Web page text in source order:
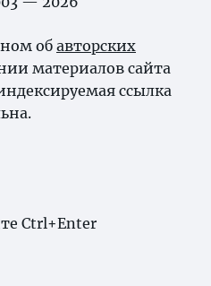
об авторских
материалов сайта
ссылка
Ctrl+Enter